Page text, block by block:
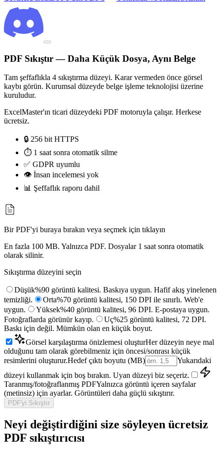
PDF Sıkıştır — Daha Küçük Dosya, Aynı Belge
Tam şeffaflıkla 4 sıkıştırma düzeyi. Karar vermeden önce görsel
kaybı görün. Kurumsal düzeyde belge işleme teknolojisi üzerine
kuruludur.
ExcelMaster'ın ticari düzeydeki PDF motoruyla çalışır. Herkese
ücretsiz.
🔒 256 bit HTTPS
⏱ 1 saat sonra otomatik silme
✅ GDPR uyumlu
👁 İnsan incelemesi yok
📊 Şeffaflık raporu dahil
Bir PDF'yi buraya bırakın veya seçmek için tıklayın
En fazla 100 MB. Yalnızca PDF. Dosyalar 1 saat sonra otomatik
olarak silinir.
Sıkıştırma düzeyini seçin
Düşük%90 görüntü kalitesi. Baskıya uygun. Hafif akış yinelenen
temizliği.
Orta%70 görüntü kalitesi, 150 DPI ile sınırlı. Web'e
uygun.
Yüksek%40 görüntü kalitesi, 96 DPI. E-postaya uygun.
Fotoğraflarda görünür kayıp.
Uç%25 görüntü kalitesi, 72 DPI.
Baskı için değil. Mümkün olan en küçük boyut.
Görsel karşılaştırma önizlemesi oluşturHer düzeyin neye mal
olduğunu tam olarak görebilmeniz için öncesi/sonrası küçük
resimlerini oluşturur.Hedef çıktı boyutu (MB)
Yukarıdaki
düzeyi kullanmak için boş bırakın. Uyan düzeyi biz seçeriz.
Taranmış/fotoğraflanmış PDFYalnızca görüntü içeren sayfalar
(metinsiz) için ayarlar. Görüntüleri daha güçlü sıkıştırır.
PDF'yi Sıkıştır
Neyi değiştirdiğini size söyleyen ücretsiz
PDF sıkıştırıcısı